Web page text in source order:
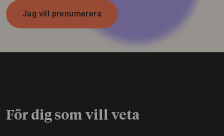
Jag vill prenumerera
För dig som vill veta